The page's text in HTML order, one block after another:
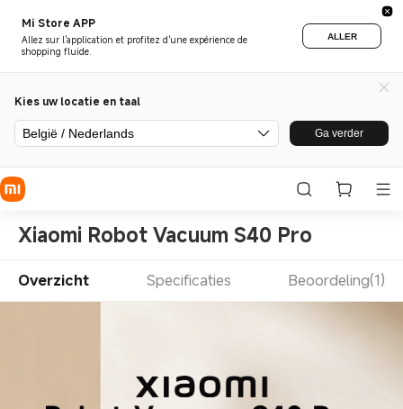
Mi Store APP
Allez sur l'application et profitez d'une expérience de
shopping fluide.
ALLER
Kies uw locatie en taal
België / Nederlands Ga verder
Xiaomi Robot Vacuum S40 Pro
Overzicht Specificaties Beoordeling(1)